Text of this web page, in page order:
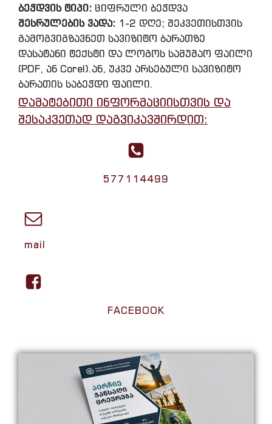
ბეჭდვის ტიპი: ციფრული ბეჭდვა
შესრულების ვადა: 1-2 დღე; შეკვეთისთვის
გამოგვიგზავნეთ სავიზიტო ბარათზე
დასატანი ტექსტი და ლოგოს სამუშაო ფაილი
(PDF, ან Corel).ან, უკვე არსებული სავიზიტო
ბარათის საბეჭდი ფაილი.
დამატებითი ინფორმაციისთვის და
შესაკვეთად დაგვიკავშირდით:
577114499
mail
FACEBOOK